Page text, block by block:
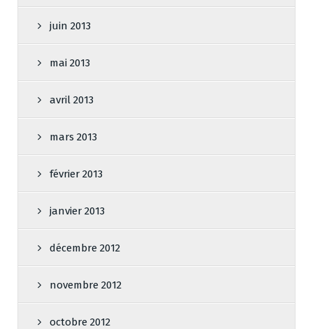
juin 2013
mai 2013
avril 2013
mars 2013
février 2013
janvier 2013
décembre 2012
novembre 2012
octobre 2012